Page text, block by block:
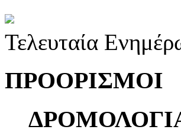
Τελευταία
ΠΡΟΟΡΙΣΜΟΙ